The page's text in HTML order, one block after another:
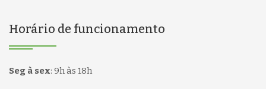
Horário de funcionamento
Seg à sex: 9h às 18h